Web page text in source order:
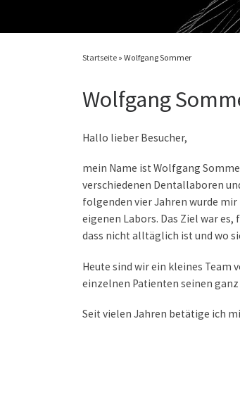
Startseite » Wolfgang Sommer
Wolfgang
Hallo lieber Besucher,
mein Name ist Wolfgang
verschiedenen Dentallaboren
folgenden vier Jahren wurde mir
eigenen Labors. Das Ziel war
dass nicht alltäglich ist und wo
Heute sind wir ein kleines Team
einzelnen Patienten seinen
Seit vielen Jahren betätige ich